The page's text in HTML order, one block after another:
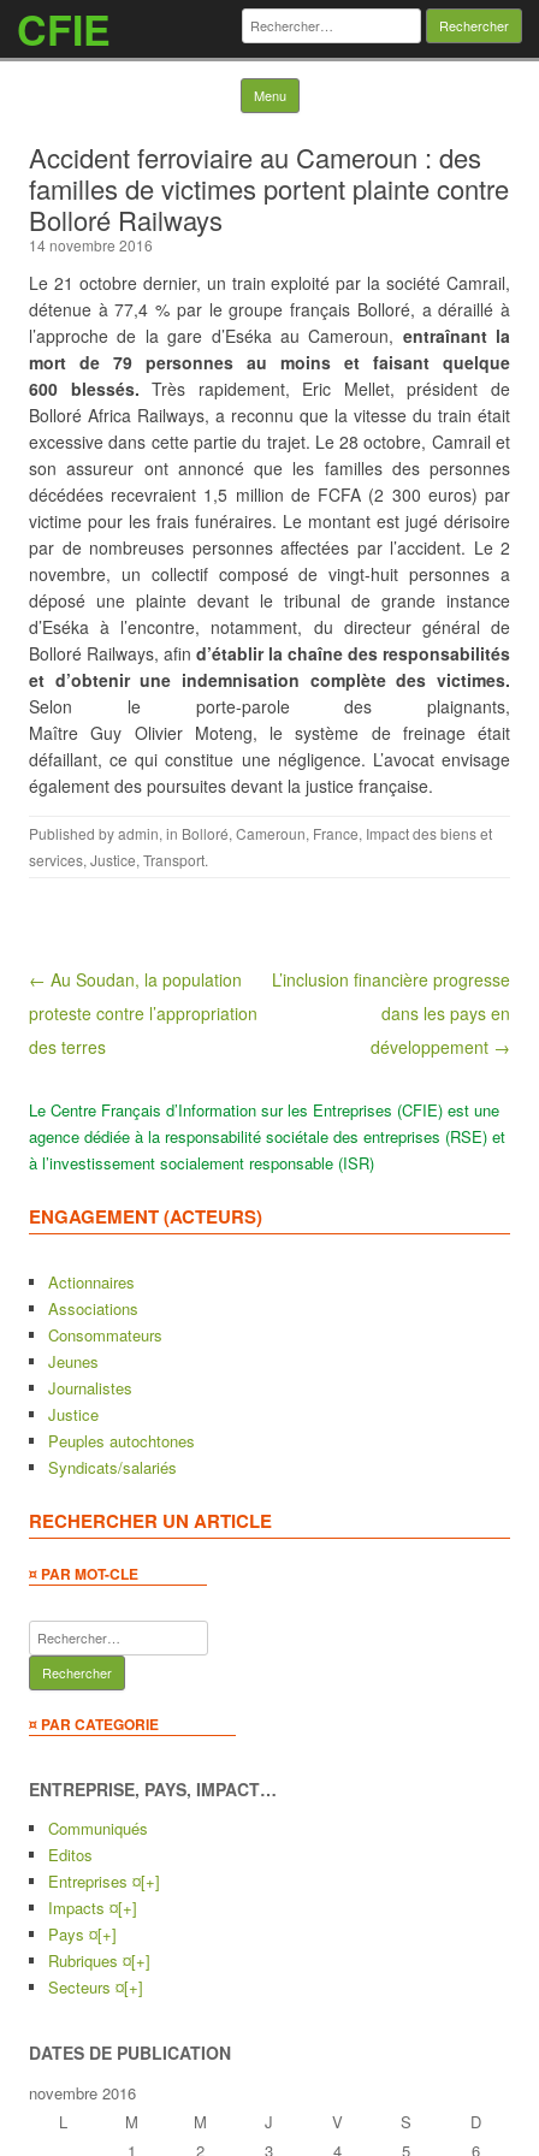
CFIE Rechercher :
Menu Skip to content
Accident ferroviaire au Cameroun : des
familles de victimes portent plainte contre
Bolloré Railways
14 novembre 2016
Le 21 octobre dernier, un train exploité par la société Camrail,
détenue à 77,4 % par le groupe français Bolloré, a déraillé à
l’approche de la gare d’Eséka au Cameroun, entraînant la
mort de 79 personnes au moins et faisant quelque
600 blessés. Très rapidement, Eric Mellet, président de
Bolloré Africa Railways, a reconnu que la vitesse du train était
excessive dans cette partie du trajet. Le 28 octobre, Camrail et
son assureur ont annoncé que les familles des personnes
décédées recevraient 1,5 million de FCFA (2 300 euros) par
victime pour les frais funéraires. Le montant est jugé dérisoire
par de nombreuses personnes affectées par l’accident. Le 2
novembre, un collectif composé de vingt-huit personnes a
déposé une plainte devant le tribunal de grande instance
d’Eséka à l’encontre, notamment, du directeur général de
Bolloré Railways, afin d’établir la chaîne des responsabilités
et d’obtenir une indemnisation complète des victimes.
Selon le porte-parole des plaignants,
Maître Guy Olivier Moteng, le système de freinage était
défaillant, ce qui constitue une négligence. L’avocat envisage
également des poursuites devant la justice française.
Published byadmin, in Bolloré, Cameroun, France, Impact des biens et
services, Justice, Transport.
Post navigation
← Au Soudan, la population
proteste contre l’appropriation
des terres
L’inclusion financière progresse
dans les pays en
développement →
Le Centre Français d’Information sur les Entreprises (CFIE) est une
agence dédiée à la responsabilité sociétale des entreprises (RSE) et
à l’investissement socialement responsable (ISR)
ENGAGEMENT (ACTEURS)
Actionnaires
Associations
Consommateurs
Jeunes
Journalistes
Justice
Peuples autochtones
Syndicats/salariés
RECHERCHER UN ARTICLE
¤ PAR MOT-CLE
Rechercher :
¤ PAR CATEGORIE
ENTREPRISE, PAYS, IMPACT…
Communiqués
Editos
Entreprises ¤[+]
Impacts ¤[+]
Pays ¤[+]
Rubriques ¤[+]
Secteurs ¤[+]
DATES DE PUBLICATION
novembre 2016
L
M M J V S
D
1
2 3 4 5 6